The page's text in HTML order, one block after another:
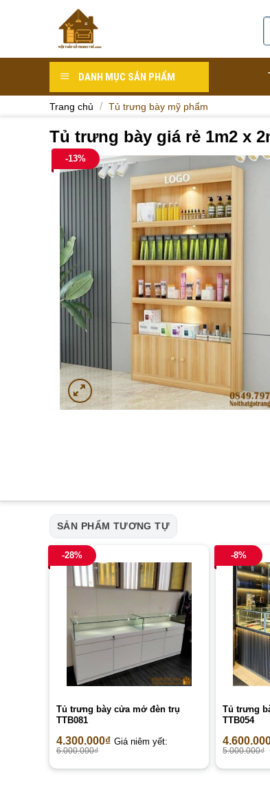
DANH MỤC SẢN PHẨM
Trang chủ / Tủ trưng bày mỹ phẩm
Tủ trưng bày giá rẻ 1m2 x
-13%
SẢN PHẨM TƯƠNG TỰ
-28%
Tủ trưng bày cửa mở đèn trụ
TTB081
4.300.000₫ Giá niêm yết:
6.000.000₫
-8%
Tủ trưng
TTB054
5.000.000₫